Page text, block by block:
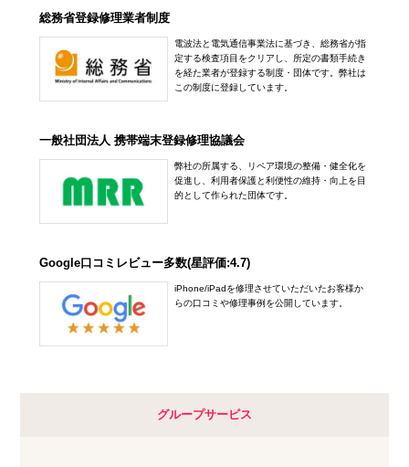
総務省登録修理業者制度
電波法と電気通信事業法に基づき、総務省が指
定する検査項目をクリアし、所定の書類手続き
を経た業者が登録する制度・団体です。弊社は
この制度に登録しています。
一般社団法人 携帯端末登録修理協議会
弊社の所属する、リペア環境の整備・健全化を
促進し、利用者保護と利便性の維持・向上を目
的として作られた団体です。
Google口コミレビュー多数(星評価:4.7)
iPhone/iPadを修理させていただいたお客様か
らの口コミや修理事例を公開しています。
グループサービス